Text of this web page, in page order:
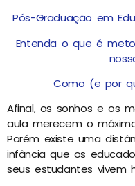
Pós-Graduação em
Entenda o que é
Como (e por
Afinal, os sonhos e os
aula merecem o
Porém existe uma
infância que os
seus estudantes vivem